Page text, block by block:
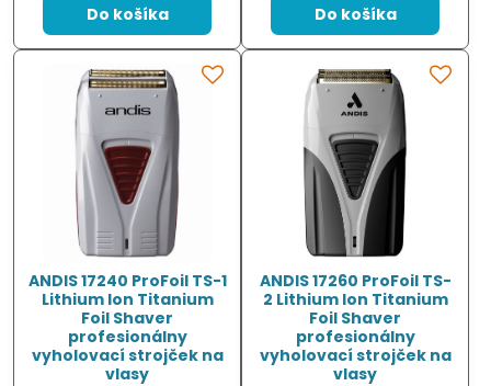
Do košíka Do košíka
ANDIS 17240 ProFoil TS-1
Lithium Ion Titanium
Foil Shaver
profesionálny
vyholovací strojček na
vlasy
ANDIS 17260 ProFoil TS-
2 Lithium Ion Titanium
Foil Shaver
profesionálny
vyholovací strojček na
vlasy